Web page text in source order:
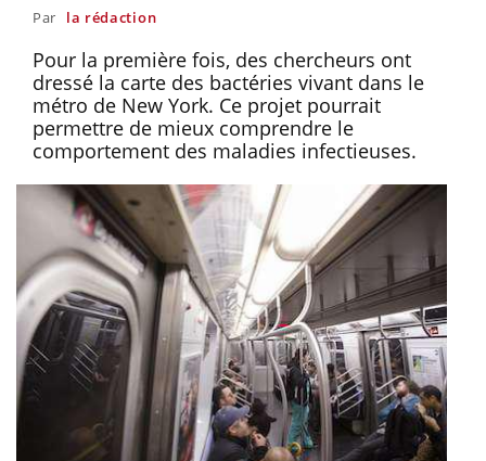
Par la rédaction
Pour la première fois, des chercheurs ont
dressé la carte des bactéries vivant dans le
métro de New York. Ce projet pourrait
permettre de mieux comprendre le
comportement des maladies infectieuses.